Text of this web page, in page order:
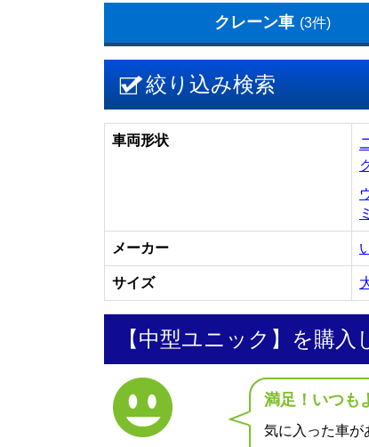
クレーン車 (3件)
絞り込み検索
車両形状
メーカー
サイズ
【中型ユニック】を購入
満足！いつも
気に入った車が